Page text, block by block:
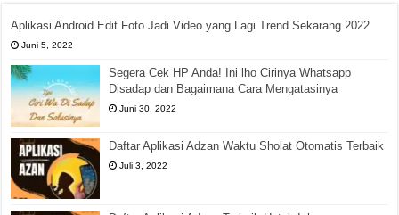
Aplikasi Android Edit Foto Jadi Video yang Lagi Trend Sekarang 2022
Juni 5, 2022
Segera Cek HP Anda! Ini lho Cirinya Whatsapp
Disadap dan Bagaimana Cara Mengatasinya
Juni 30, 2022
Daftar Aplikasi Adzan Waktu Sholat Otomatis Terbaik
Juli 3, 2022